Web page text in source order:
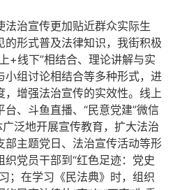
法治宣传更加贴近群众实际生
的形式普及法律知识，我街积极
+线下”相结合、理论讲解与实
小组讨论相结合等多种形式，进
增强法治宣传的实效性。线上
、斗鱼直播、“民意党建”微信
泛地开展宣传教育，扩大法治
部主题党日、法治宣传活动等形
党员干部到“红色足迹：党史
；在学习《民法典》时，组织